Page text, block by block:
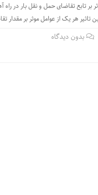
بر تابع تقاضای حمل و نقل بار در
هر یک از عوامل موثر بر مقدار
بدون دیدگاه